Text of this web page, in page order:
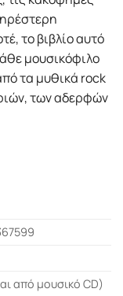
το βιβλίο αυτό
μουσικόφιλο
τα μυθικά rock
των αδερφών
από μουσικό CD)